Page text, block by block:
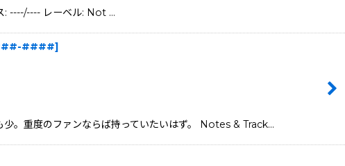
: ----/---- レーベル: Not …
####]
。重度のファンならば持っていたいはず。 Notes & Track…